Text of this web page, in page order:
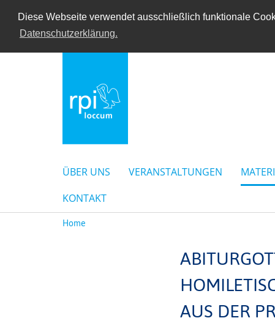
Diese Webseite verwendet ausschließlich funktionale
Datenschutzerklärung.
ÜBER UNS VERANSTALTUNGEN
KONTAKT
Home
AUS DER